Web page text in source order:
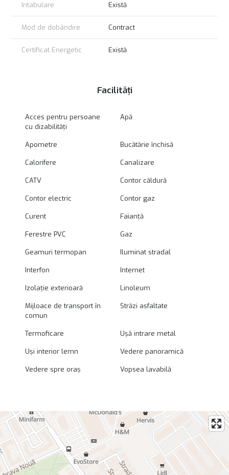
Intabulare Există
Mod de dobândire Contract
Certificat Energetic Există
Facilități
Acces pentru persoane
cu dizabilități
Apă
Apometre Bucătărie închisă
Calorifere Canalizare
CATV Contor căldură
Contor electric Contor gaz
Curent Faianță
Ferestre PVC Gaz
Geamuri termopan Iluminat stradal
Interfon Internet
Izolație exterioară Linoleum
Mijloace de transport în
comun
Străzi asfaltate
Termoficare Ușă intrare metal
Uși interior lemn Vedere panoramică
Vedere spre oraș Vopsea lavabilă